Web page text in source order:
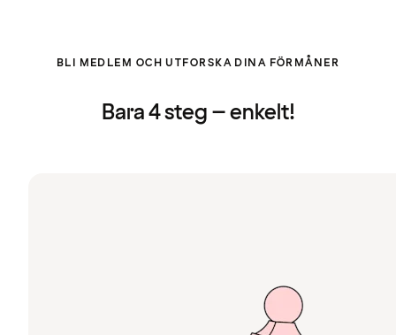
BLI MEDLEM OCH UTFORSKA DINA FÖRMÅNER
Bara 4 steg – enkelt!